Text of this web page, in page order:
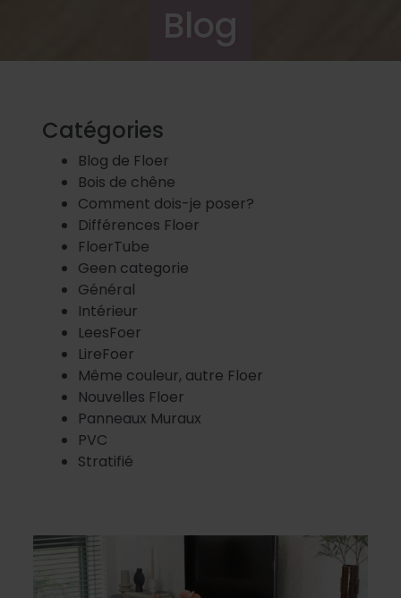
Blog
Catégories
Blog de Floer
Bois de chêne
Comment dois-je poser?
Différences Floer
FloerTube
Geen categorie
Général
Intérieur
LeesFoer
LireFoer
Même couleur, autre Floer
Nouvelles Floer
Panneaux Muraux
PVC
Stratifié